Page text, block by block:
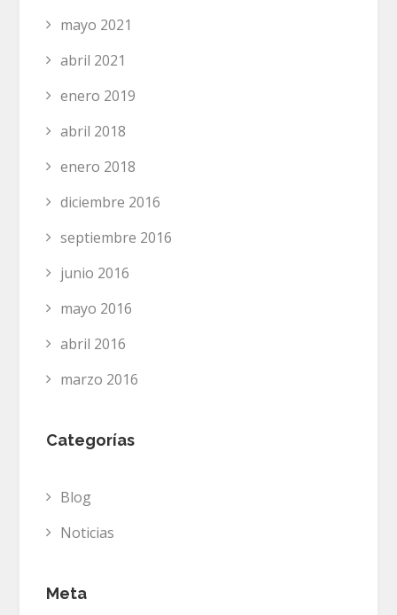
mayo 2021
abril 2021
enero 2019
abril 2018
enero 2018
diciembre 2016
septiembre 2016
junio 2016
mayo 2016
abril 2016
marzo 2016
Categorías
Blog
Noticias
Meta